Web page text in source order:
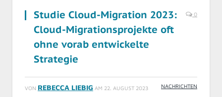
Studie Cloud-Migration 2023:
Cloud-Migrationsprojekte oft
ohne vorab entwickelte
Strategie
0
VON REBECCA LIEBIG AM 22. AUGUST 2023 NACHRICHTEN